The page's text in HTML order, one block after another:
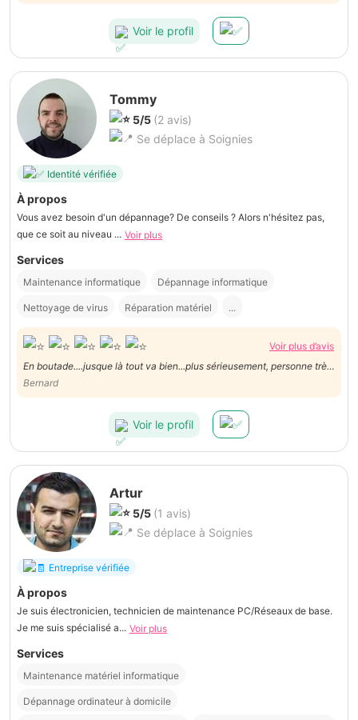
Voir le profil
Tommy
5/5 (2 avis)
Se déplace à Soignies
Identité vérifiée
À propos
Vous avez besoin d'un dépannage? De conseils ? Alors n'hésitez pas,
que ce soit au niveau ... Voir plus
Services
Maintenance informatique Dépannage informatique
Nettoyage de virus Réparation matériel ...
Voir plus d’avis
En boutade....jusque là tout va bien...plus sérieusement, personne très
sympathique je recommande. Pour le travail Tommy est transparent et
clair. Merci à vous , je recommande .Bernard D.
Bernard
Voir le profil
Artur
5/5 (1 avis)
Se déplace à Soignies
Entreprise vérifiée
À propos
Je suis électronicien, technicien de maintenance PC/Réseaux de base.
Je me suis spécialisé a... Voir plus
Services
Maintenance matériel informatique
Dépannage ordinateur à domicile